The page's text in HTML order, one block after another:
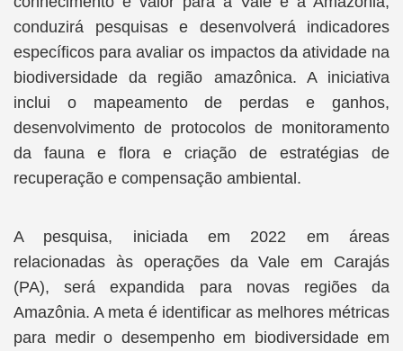
conduzirá pesquisas e desenvolverá indicadores
específicos para avaliar os impactos da atividade na
biodiversidade da região amazônica. A iniciativa
inclui o mapeamento de perdas e ganhos,
desenvolvimento de protocolos de monitoramento
da fauna e flora e criação de estratégias de
recuperação e compensação ambiental.
A pesquisa, iniciada em 2022 em áreas
relacionadas às operações da Vale em Carajás
(PA), será expandida para novas regiões da
Amazônia. A meta é identificar as melhores métricas
para medir o desempenho em biodiversidade em